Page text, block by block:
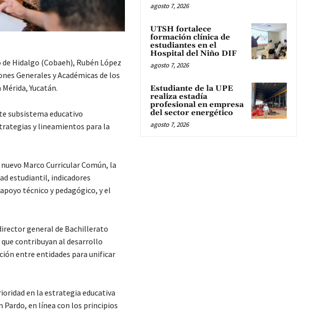
Hidalgo (Cobaeh), Rubén López
Generales y Académicas de los
Yucatán.
subsistema educativo
y lineamientos para la
Marco Curricular Común, la
estudiantil, indicadores
técnico y pedagógico, y el
general de Bachillerato
contribuyan al desarrollo
entre entidades para unificar
en la estrategia educativa
Pardo, en línea con los principios
agosto 7, 2026
UTSH fortalece
formación clínica de
estudiantes en el
Hospital del Niño DIF
agosto 7, 2026
Estudiante de la UPE
realiza estadía
profesional en empresa
del sector energético
agosto 7, 2026